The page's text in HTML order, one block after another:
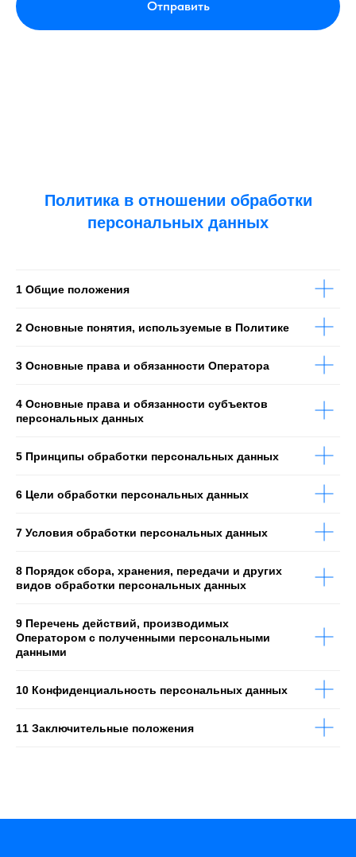
Отправить
Политика в отношении обработки
персональных данных
1 Общие положения
2 Основные понятия, используемые в Политике
3 Основные права и обязанности Оператора
4 Основные права и обязанности субъектов
персональных данных
5 Принципы обработки персональных данных
6 Цели обработки персональных данных
7 Условия обработки персональных данных
8 Порядок сбора, хранения, передачи и других
видов обработки персональных данных
9 Перечень действий, производимых
Оператором с полученными персональными
данными
10 Конфиденциальность персональных данных
11 Заключительные положения